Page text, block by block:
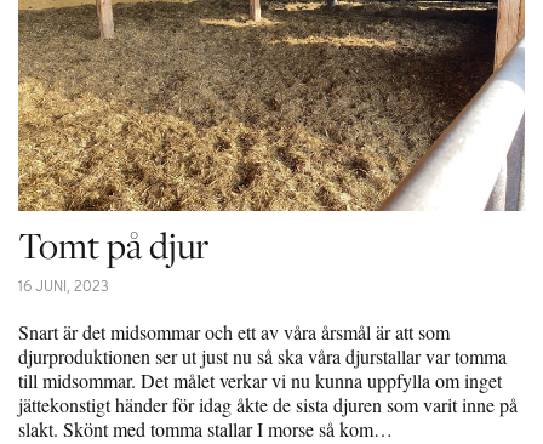
Tomt på djur
16 JUNI, 2023
Snart är det midsommar och ett av våra årsmål är att som
djurproduktionen ser ut just nu så ska våra djurstallar var tomma
till midsommar. Det målet verkar vi nu kunna uppfylla om inget
jättekonstigt händer för idag åkte de sista djuren som varit inne på
slakt. Skönt med tomma stallar I morse så kom…